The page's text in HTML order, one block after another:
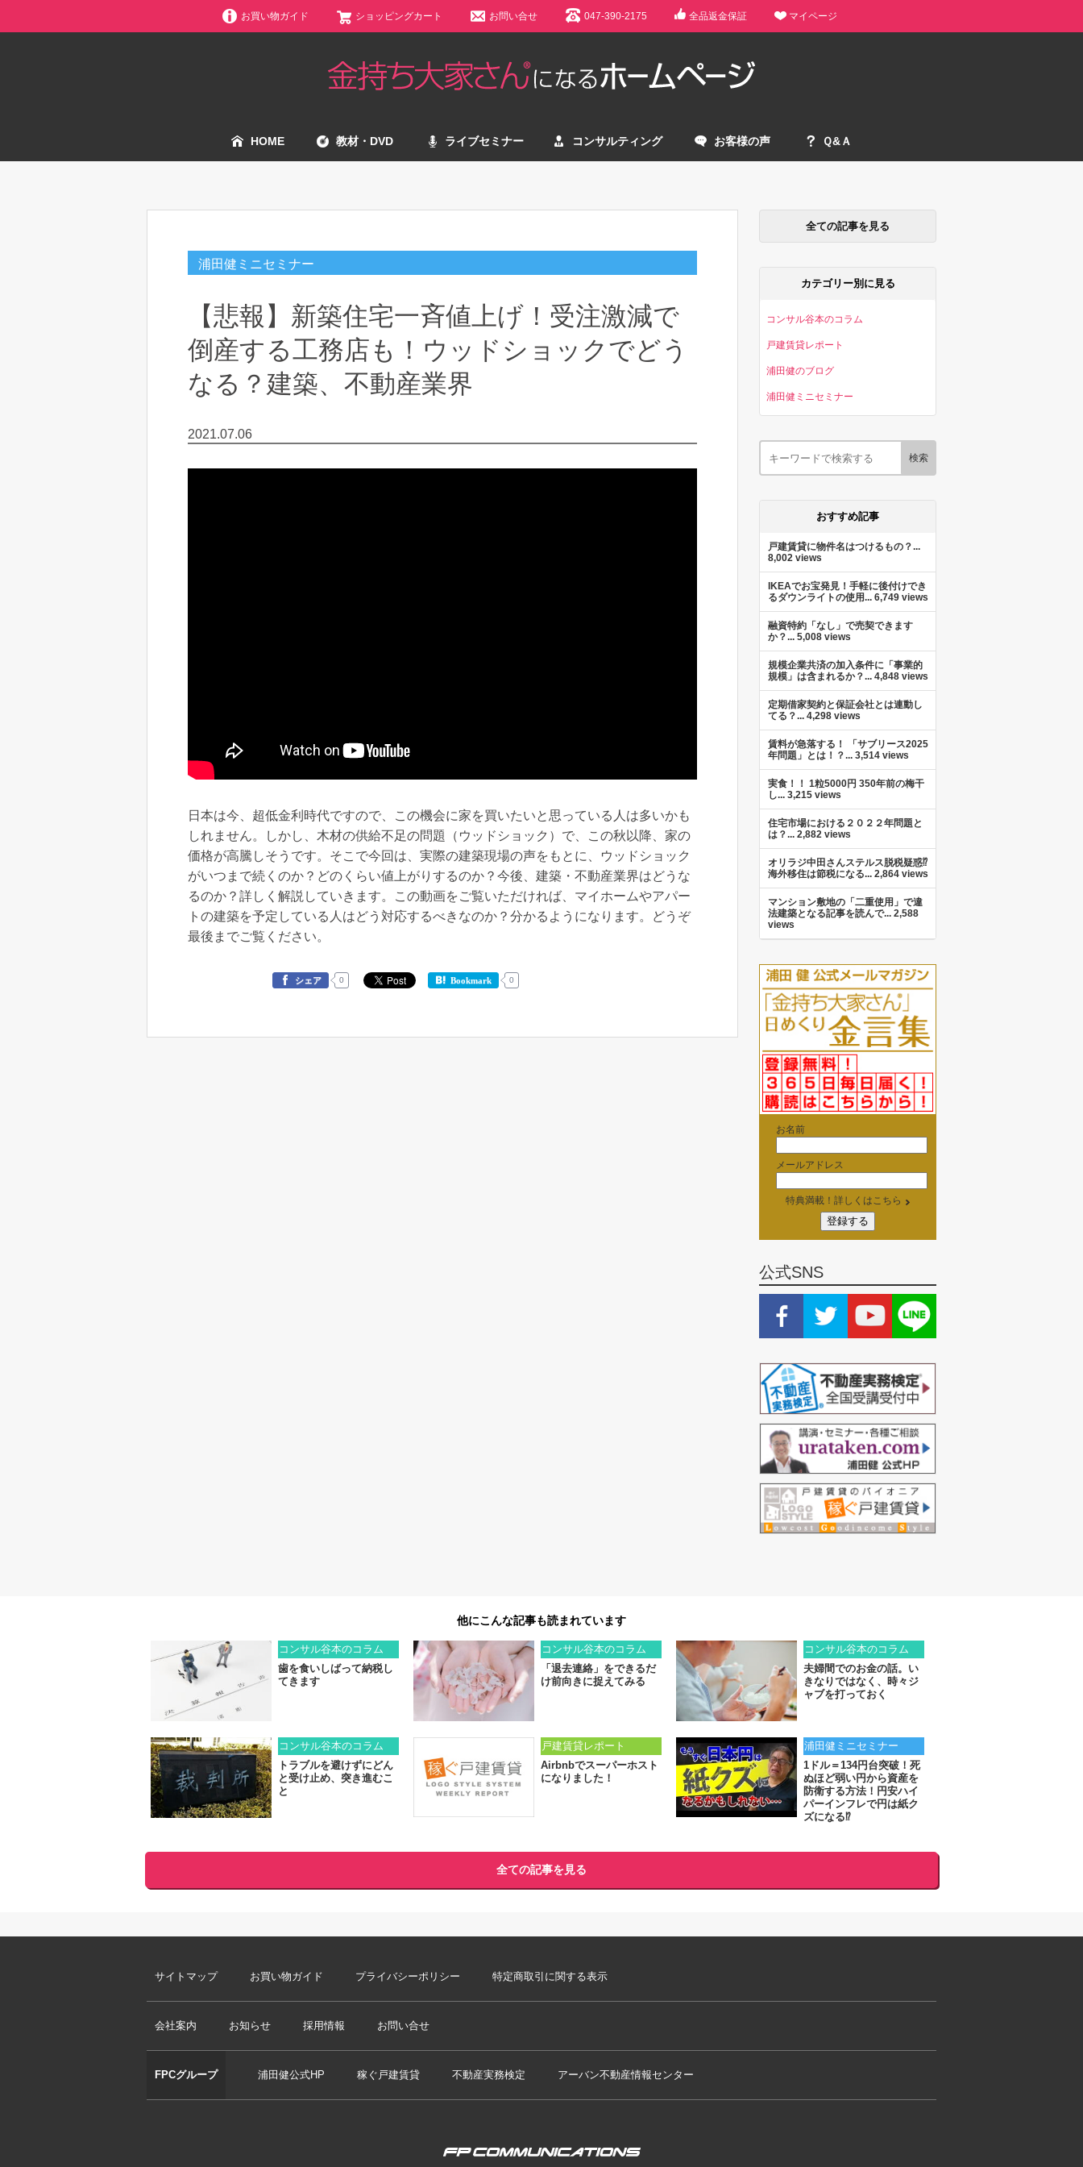
お買い物ガイド ショッピングカート お問い合せ 047-390-2175 全品返金保証 マイページ
HOME 教材・DVD ライブセミナー コンサルティング お客様の声 Ｑ&Ａ
浦田健ミニセミナー
【悲報】新築住宅一斉値上げ！受注激減で
倒産する工務店も！ウッドショックでどう
なる？建築、不動産業界
2021.07.06
日本は今、超低金利時代ですので、この機会に家を買いたいと思っている人は多いかも
しれません。しかし、木材の供給不足の問題（ウッドショック）で、この秋以降、家の
価格が高騰しそうです。そこで今回は、実際の建築現場の声をもとに、ウッドショック
がいつまで続くのか？どのくらい値上がりするのか？今後、建築・不動産業界はどうな
るのか？詳しく解説していきます。この動画をご覧いただければ、マイホームやアパー
トの建築を予定している人はどう対応するべきなのか？分かるようになります。どうぞ
最後までご覧ください。
シェア 0 Bookmark 0
全ての記事を見る
カテゴリー別に見る
コンサル谷本のコラム
戸建賃貸レポート
浦田健のブログ
浦田健ミニセミナー
おすすめ記事
戸建賃貸に物件名はつけるもの？...
8,002 views
IKEAでお宝発見！手軽に後付けでき
るダウンライトの使用... 6,749 views
融資特約「なし」で売契できます
か？... 5,008 views
規模企業共済の加入条件に「事業的
規模」は含まれるか？... 4,848 views
定期借家契約と保証会社とは連動し
てる？... 4,298 views
賃料が急落する！ 「サブリース2025
年問題」とは！？... 3,514 views
実食！！ 1粒5000円 350年前の梅干
し... 3,215 views
住宅市場における２０２２年問題と
は？... 2,882 views
オリラジ中田さんステルス脱税疑惑⁉︎
海外移住は節税になる... 2,864 views
マンション敷地の「二重使用」で違
法建築となる記事を読んで... 2,588
views
お名前
メールアドレス
特典満載！詳しくはこちら
公式SNS
他にこんな記事も読まれています
コンサル谷本のコラム
歯を食いしばって納税し
てきます
コンサル谷本のコラム
「退去連絡」をできるだ
け前向きに捉えてみる
コンサル谷本のコラム
夫婦間でのお金の話。い
きなりではなく、時々ジ
ャブを打っておく
コンサル谷本のコラム
トラブルを避けずにどん
と受け止め、突き進むこ
と
戸建賃貸レポート
Airbnbでスーパーホスト
になりました！
浦田健ミニセミナー
1ドル＝134円台突破！死
ぬほど弱い円から資産を
防衛する方法！円安ハイ
パーインフレで円は紙ク
ズになる⁉︎
全ての記事を見る
サイトマップ お買い物ガイド プライバシーポリシー 特定商取引に関する表示
会社案内 お知らせ 採用情報 お問い合せ
FPCグループ 浦田健公式HP 稼ぐ戸建賃貸 不動産実務検定 アーバン不動産情報センター